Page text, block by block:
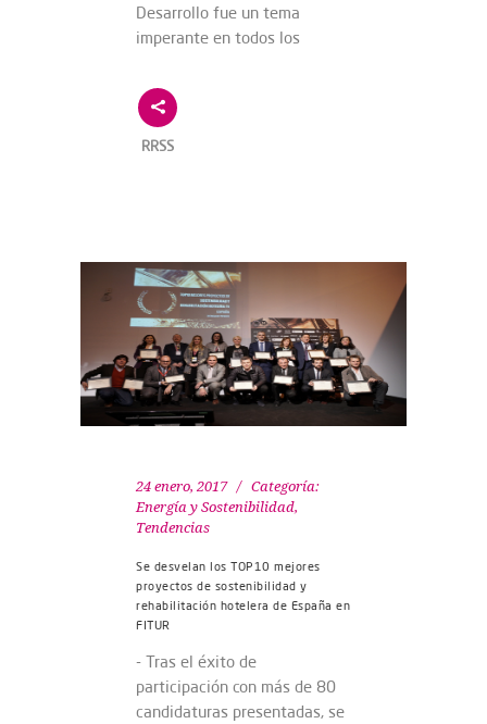
Desarrollo fue un tema
imperante en todos los
RRSS
24 enero, 2017
Categoría:
Energía y Sostenibilidad,
Tendencias
Se desvelan los TOP10 mejores
proyectos de sostenibilidad y
rehabilitación hotelera de España en
FITUR
- Tras el éxito de
participación con más de 80
candidaturas presentadas, se